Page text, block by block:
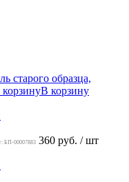
старого образца,
В корзину
БП-00007883 360 руб. / шт